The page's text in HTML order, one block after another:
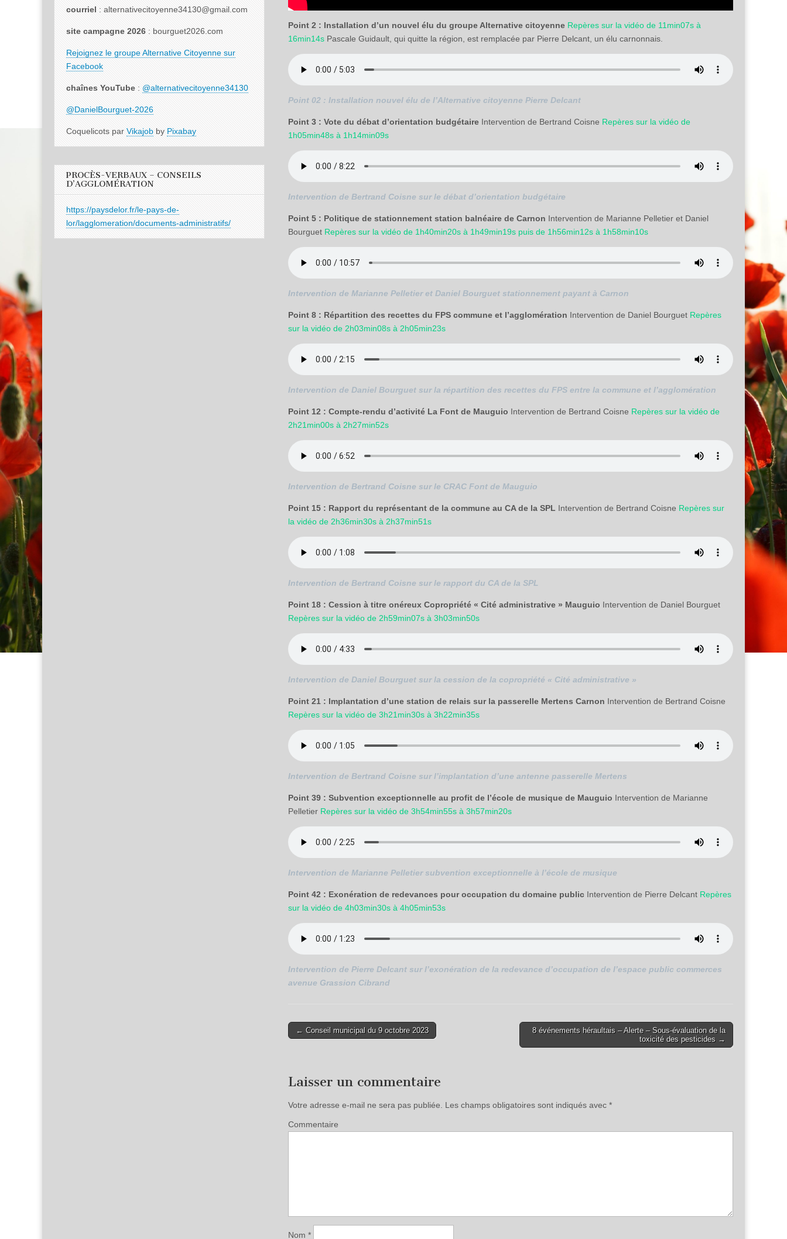
Point 2 : Installation d’un nouvel élu du groupe Alternative citoyenne Repères sur la vidéo de 11min07s à
16min14s Pascale Guidault, qui quitte la région, est remplacée par Pierre Delcant, un élu carnonnais.
Point 02 : Installation nouvel élu de l’Alternative citoyenne Pierre Delcant
Point 3 : Vote du débat d’orientation budgétaire Intervention de Bertrand Coisne Repères sur la vidéo de
1h05min48s à 1h14min09s
Intervention de Bertrand Coisne sur le débat d’orientation budgétaire
Point 5 : Politique de stationnement station balnéaire de Carnon Intervention de Marianne Pelletier et Daniel
Bourguet Repères sur la vidéo de 1h40min20s à 1h49min19s puis de 1h56min12s à 1h58min10s
Intervention de Marianne Pelletier et Daniel Bourguet stationnement payant à Carnon
Point 8 : Répartition des recettes du FPS commune et l’agglomération Intervention de Daniel Bourguet Repères
sur la vidéo de 2h03min08s à 2h05min23s
Intervention de Daniel Bourguet sur la répartition des recettes du FPS entre la commune et l’agglomération
Point 12 : Compte-rendu d’activité La Font de Mauguio Intervention de Bertrand Coisne Repères sur la vidéo de
2h21min00s à 2h27min52s
Intervention de Bertrand Coisne sur le CRAC Font de Mauguio
Point 15 : Rapport du représentant de la commune au CA de la SPL Intervention de Bertrand Coisne Repères sur
la vidéo de 2h36min30s à 2h37min51s
Intervention de Bertrand Coisne sur le rapport du CA de la SPL
Point 18 : Cession à titre onéreux Copropriété « Cité administrative » Mauguio Intervention de Daniel Bourguet
Repères sur la vidéo de 2h59min07s à 3h03min50s
Intervention de Daniel Bourguet sur la cession de la copropriété « Cité administrative »
Point 21 : Implantation d’une station de relais sur la passerelle Mertens Carnon Intervention de Bertrand Coisne
Repères sur la vidéo de 3h21min30s à 3h22min35s
Intervention de Bertrand Coisne sur l’implantation d’une antenne passerelle Mertens
Point 39 : Subvention exceptionnelle au profit de l’école de musique de Mauguio Intervention de Marianne
Pelletier Repères sur la vidéo de 3h54min55s à 3h57min20s
Intervention de Marianne Pelletier subvention exceptionnelle à l’école de musique
Point 42 : Exonération de redevances pour occupation du domaine public Intervention de Pierre Delcant Repères
sur la vidéo de 4h03min30s à 4h05min53s
Intervention de Pierre Delcant sur l’exonération de la redevance d’occupation de l’espace public commerces
avenue Grassion Cibrand
Post navigation
← Conseil municipal du 9 octobre 2023
8 événements héraultais – Alerte – Sous-évaluation de la
toxicité des pesticides →
Laisser un commentaire
Votre adresse e-mail ne sera pas publiée. Les champs obligatoires sont indiqués avec*
Commentaire
Nom*
courriel : alternativecitoyenne34130@gmail.com
site campagne 2026 : bourguet2026.com
Rejoignez le groupe Alternative Citoyenne sur
Facebook
chaînes YouTube : @alternativecitoyenne34130
@DanielBourguet-2026
Coquelicots par Vikajob by Pixabay
PROCÈS-VERBAUX – CONSEILS
D’AGGLOMÉRATION
https://paysdelor.fr/le-pays-de-
lor/lagglomeration/documents-administratifs/